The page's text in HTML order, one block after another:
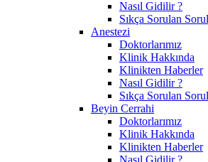
Nasıl Gidilir ?
Sıkça Sorulan
Anestezi
Doktorlarımız
Klinik Hakkında
Klinikten Haberler
Nasıl Gidilir ?
Sıkça Sorulan
Beyin Cerrahi
Doktorlarımız
Klinik Hakkında
Klinikten Haberler
Nasıl Gidilir ?